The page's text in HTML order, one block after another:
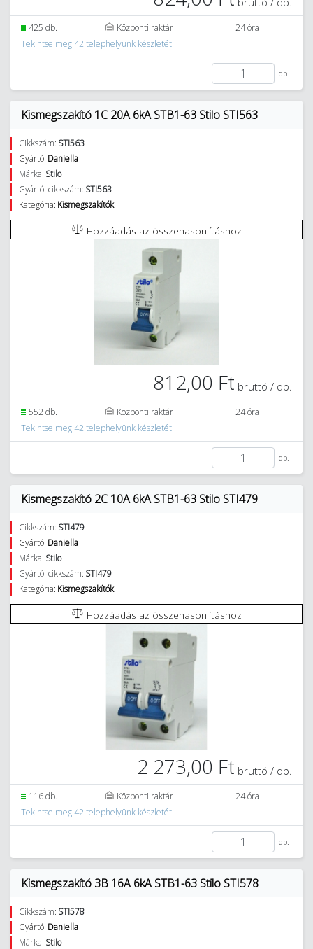
425 db. Központi raktár
24 óra
Tekintse meg 42 telephelyünk készletét
db.
Kismegszakító 1C 20A 6kA STB1-63 Stilo STI563
Cikkszám: STI563
Gyártó: Daniella
Márka: Stilo
Gyártói cikkszám: STI563
Kategória: Kismegszakítók
Hozzáadás az összehasonlításhoz
812,00 Ft bruttó / db.
552 db. Központi raktár
24 óra
Tekintse meg 42 telephelyünk készletét
db.
Kismegszakító 2C 10A 6kA STB1-63 Stilo STI479
Cikkszám: STI479
Gyártó: Daniella
Márka: Stilo
Gyártói cikkszám: STI479
Kategória: Kismegszakítók
Hozzáadás az összehasonlításhoz
2 273,00 Ft bruttó / db.
116 db. Központi raktár
24 óra
Tekintse meg 42 telephelyünk készletét
db.
Kismegszakító 3B 16A 6kA STB1-63 Stilo STI578
Cikkszám: STI578
Gyártó: Daniella
Márka: Stilo